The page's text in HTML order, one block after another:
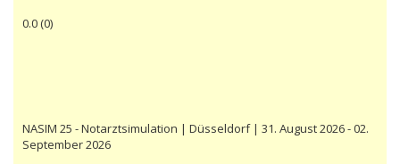
0.0(0)
NASIM 25 - Notarztsimulation | Düsseldorf | 31. August 2026 - 02.
September 2026